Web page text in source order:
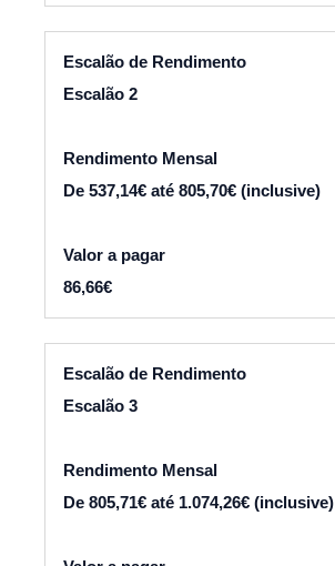
Escalão 2
De 537,14€ até 805,70€ (inclusive)
86,66€
Escalão 3
De 805,71€ até 1.074,26€ (inclusive)